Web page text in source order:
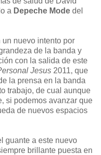
a Depeche Mode del
nuevo intento por
de la banda y
con la salida de este
Jesus 2011, que
la prensa en la banda
trabajo, de cual aunque
si podemos avanzar que
de nuevos espacios
guante a este nuevo
brillante puesta en